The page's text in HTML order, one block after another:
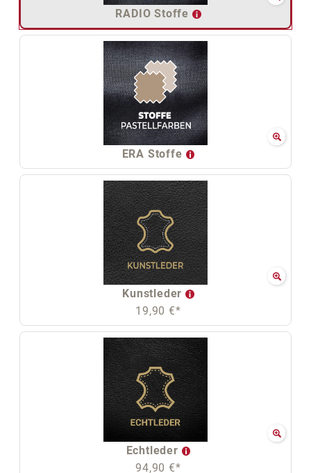
RADIO Stoffe
ERA Stoffe
Kunstleder
19,90 €*
Echtleder
94,90 €*